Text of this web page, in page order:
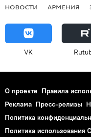
НОВОСТИ АРМЕНИЯ
VK
О проекте Правила
Реклама Пресс-релизы
Политика
Политика использования